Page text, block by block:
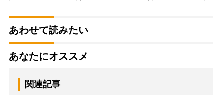
あわせて読みたい
あなたにオススメ
関連記事